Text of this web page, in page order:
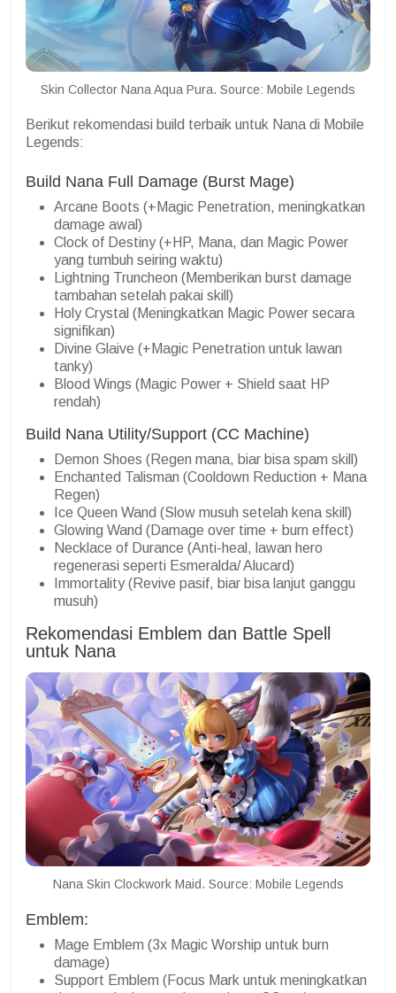
Skin Collector Nana Aqua Pura. Source: Mobile Legends
Berikut rekomendasi build terbaik untuk Nana di Mobile
Legends:
Build Nana Full Damage (Burst Mage)
Arcane Boots (+Magic Penetration, meningkatkan
damage awal)
Clock of Destiny (+HP, Mana, dan Magic Power
yang tumbuh seiring waktu)
Lightning Truncheon (Memberikan burst damage
tambahan setelah pakai skill)
Holy Crystal (Meningkatkan Magic Power secara
signifikan)
Divine Glaive (+Magic Penetration untuk lawan
tanky)
Blood Wings (Magic Power + Shield saat HP
rendah)
Build Nana Utility/Support (CC Machine)
Demon Shoes (Regen mana, biar bisa spam skill)
Enchanted Talisman (Cooldown Reduction + Mana
Regen)
Ice Queen Wand (Slow musuh setelah kena skill)
Glowing Wand (Damage over time + burn effect)
Necklace of Durance (Anti-heal, lawan hero
regenerasi seperti Esmeralda/ Alucard)
Immortality (Revive pasif, biar bisa lanjut ganggu
musuh)
Rekomendasi Emblem dan Battle Spell
untuk Nana
Nana Skin Clockwork Maid. Source: Mobile Legends
Emblem:
Mage Emblem (3x Magic Worship untuk burn
damage)
Support Emblem (Focus Mark untuk meningkatkan